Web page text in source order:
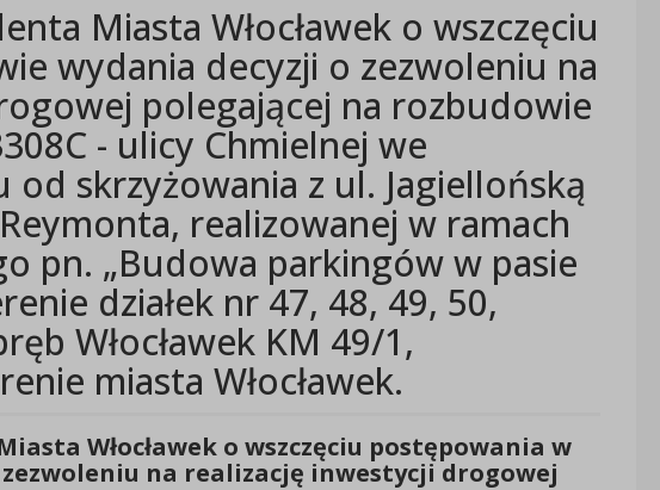
Miasta Włocławek o wszczęciu
wydania decyzji o zezwoleniu na
polegającej na rozbudowie
- ulicy Chmielnej we
od skrzyżowania z ul. Jagiellońską
realizowanej w ramach
pn. „Budowa parkingów w pasie
działek nr 47, 48, 49, 50,
Włocławek KM 49/1,
miasta Włocławek.
Włocławek o wszczęciu postępowania w
na realizację inwestycji drogowej